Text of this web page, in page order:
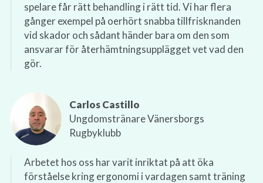
spelare får rätt behandling i rätt tid. Vi har flera
gånger exempel på oerhört snabba tillfrisknanden
vid skador och sådant händer bara om den som
ansvarar för återhämtningsupplägget vet vad den
gör.
Carlos Castillo
Ungdomstränare Vänersborgs
Rugbyklubb
Arbetet hos oss har varit inriktat på att öka
förståelse kring ergonomi i vardagen samt träning